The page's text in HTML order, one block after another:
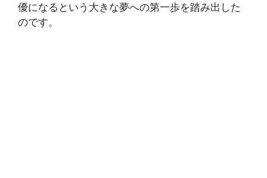
優になるという大きな夢への第一歩を踏み出した
のです。